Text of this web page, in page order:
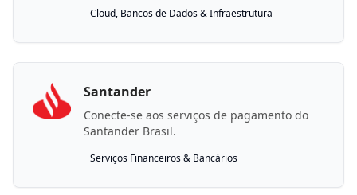
Cloud, Bancos de Dados & Infraestrutura
Santander
Conecte-se aos serviços de pagamento do
Santander Brasil.
Serviços Financeiros & Bancários